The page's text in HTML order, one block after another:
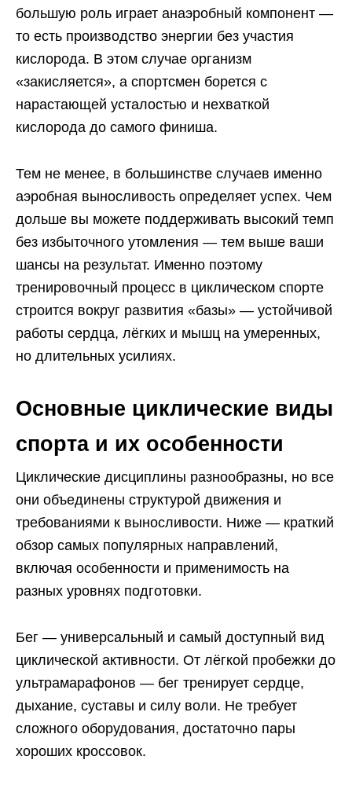
большую роль играет анаэробный компонент —
то есть производство энергии без участия
кислорода. В этом случае организм
«закисляется», а спортсмен борется с
нарастающей усталостью и нехваткой
кислорода до самого финиша.
Тем не менее, в большинстве случаев именно
аэробная выносливость определяет успех. Чем
дольше вы можете поддерживать высокий темп
без избыточного утомления — тем выше ваши
шансы на результат. Именно поэтому
тренировочный процесс в циклическом спорте
строится вокруг развития «базы» — устойчивой
работы сердца, лёгких и мышц на умеренных,
но длительных усилиях.
Основные циклические виды
спорта и их особенности
Циклические дисциплины разнообразны, но все
они объединены структурой движения и
требованиями к выносливости. Ниже — краткий
обзор самых популярных направлений,
включая особенности и применимость на
разных уровнях подготовки.
Бег — универсальный и самый доступный вид
циклической активности. От лёгкой пробежки до
ультрамарафонов — бег тренирует сердце,
дыхание, суставы и силу воли. Не требует
сложного оборудования, достаточно пары
хороших кроссовок.